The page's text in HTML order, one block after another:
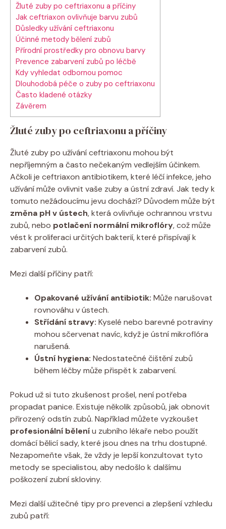
Žluté zuby po ceftriaxonu a příčiny
Jak ceftriaxon ovlivňuje barvu zubů
Důsledky užívání ceftriaxonu
Účinné metody bělení zubů
Přírodní prostředky pro obnovu barvy
Prevence zabarvení zubů po léčbě
Kdy vyhledat odbornou pomoc
Dlouhodobá péče o zuby po ceftriaxonu
Často kladené otázky
Závěrem
Žluté zuby po ceftriaxonu a příčiny
Žluté zuby po užívání ceftriaxonu mohou být
nepříjemným a často nečekaným vedlejším účinkem.
Ačkoli je ceftriaxon antibiotikem, které léčí infekce, jeho
užívání může ovlivnit vaše zuby a ústní zdraví. Jak tedy k
tomuto nežádoucímu jevu dochází? Důvodem může být
změna pH v ústech, která ovlivňuje ochrannou vrstvu
zubů, nebo potlačení normální mikroflóry, což může
vést k proliferaci určitých bakterií, které přispívají k
zabarvení zubů.
Mezi další příčiny patří:
Opakované užívání antibiotik: Může narušovat
rovnováhu v ústech.
Střídání stravy: Kyselé nebo barevné potraviny
mohou sčervenat navíc, když je ústní mikroflóra
narušená.
Ústní hygiena: Nedostatečné čištění zubů
během léčby může přispět k zabarvení.
Pokud už si tuto zkušenost prošel, není potřeba
propadat panice. Existuje několik způsobů, jak obnovit
přirozený odstín zubů. Například můžete vyzkoušet
profesionální běleníu zubního lékaře nebo použít
domácí bělicí sady, které jsou dnes na trhu dostupné.
Nezapomeňte však, že vždy je lepší konzultovat tyto
metody se specialistou, aby nedošlo k dalšímu
poškození zubní skloviny.
Mezi další užitečné tipy pro prevenci a zlepšení vzhledu
zubů patří: